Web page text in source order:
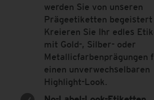
werden Sie von unseren
Prägeetiketten begeistert
Kreieren Sie Ihr edles
mit Gold-, Silber- oder
Metallicfarbenprägungen
einen unverwechselbaren
Highlight-Look.